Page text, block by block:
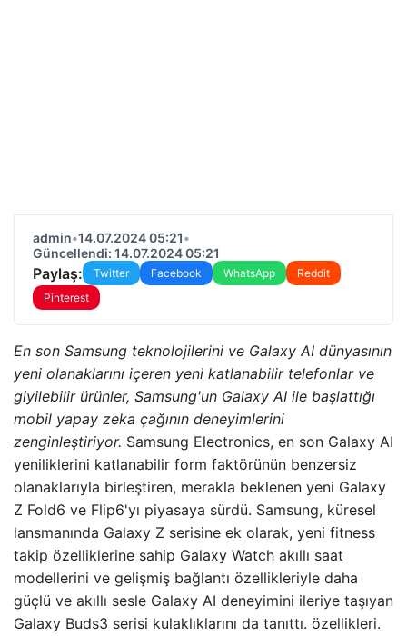
admin•14.07.2024 05:21•
Güncellendi: 14.07.2024 05:21
Paylaş: Twitter Facebook WhatsApp
Reddit
Pinterest
En son Samsung teknolojilerini ve Galaxy AI dünyasının
yeni olanaklarını içeren yeni katlanabilir telefonlar ve
giyilebilir ürünler, Samsung'un Galaxy AI ile başlattığı
mobil yapay zeka çağının deneyimlerini
zenginleştiriyor. Samsung Electronics, en son Galaxy AI
yeniliklerini katlanabilir form faktörünün benzersiz
olanaklarıyla birleştiren, merakla beklenen yeni Galaxy
Z Fold6 ve Flip6'yı piyasaya sürdü. Samsung, küresel
lansmanında Galaxy Z serisine ek olarak, yeni fitness
takip özelliklerine sahip Galaxy Watch akıllı saat
modellerini ve gelişmiş bağlantı özellikleriyle daha
güçlü ve akıllı sesle Galaxy AI deneyimini ileriye taşıyan
Galaxy Buds3 serisi kulaklıklarını da tanıttı. özellikleri.